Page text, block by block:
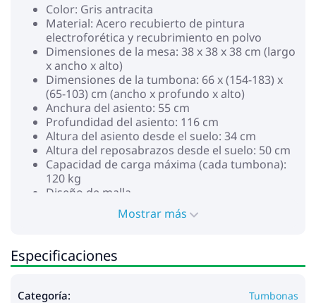
Color: Gris antracita
Material: Acero recubierto de pintura
electroforética y recubrimiento en polvo
Dimensiones de la mesa: 38 x 38 x 38 cm (largo
x ancho x alto)
Dimensiones de la tumbona: 66 x (154-183) x
(65-103) cm (ancho x profundo x alto)
Anchura del asiento: 55 cm
Profundidad del asiento: 116 cm
Altura del asiento desde el suelo: 34 cm
Altura del reposabrazos desde el suelo: 50 cm
Capacidad de carga máxima (cada tumbona):
120 kg
Diseño de malla
Resistente a la intemperie y a la oxidación
Respaldo reclinable ajustable en 5 posiciones
en interiores
La entrega incluye 2 tumbonas y 1 mesa
Fácil montaje
Mostrar más
Especificaciones
Categoría: Tumbonas